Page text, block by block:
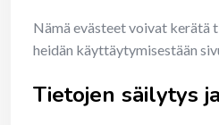
Nämä evästeet voivat kerätä
heidän käyttäytymisestään
Tietojen säilytys